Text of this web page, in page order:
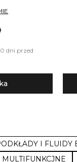
dni przed
I FLUIDY
MULTIFUNKCJNE